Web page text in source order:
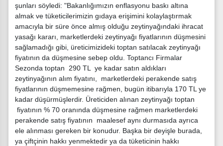
şunları söyledi: "Bakanlığımızın enflasyonu baskı altına
almak ve tüketicilerimizin gıdaya erişimini kolaylaştırmak
amacıyla bir süre önce almış olduğu zeytinyağındaki ihracat
yasağı kararı, marketlerdeki zeytinyağı fiyatlarının düşmesini
sağlamadığı gibi, üreticimizideki toptan satılacak zeytinyağı
fiyatının da düşmesine sebep oldu. Toptancı Firmalar
Sezonda toptan 290 TL ye kadar satın aldıkları
zeytinyağının alım fiyatını, marketlerdeki perakende satış
fiyatlarının düşmemesine rağmen, bugün itibarıyla 170 TL ye
kadar düşürmüşlerdir. Üreticiden alınan zeytinyağı toptan
fiyatının % 70 oranında düşmesine rağmen marketlerdeki
perakende satış fiyatının maalesef aynı durmasıda ayrıca
ele alınması gereken bir konudur. Başka bir deyişle burada,
ya çiftçinin hakkı yenmektedir ya da tüketicinin hakkı